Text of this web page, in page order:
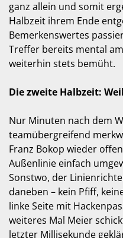
ganz allein und somit
Halbzeit ihrem Ende
Bemerkenswertes
Treffer bereits mental
weiterhin stets bemüht.
Die zweite Halbzeit:
Nur Minuten nach dem
teamübergreifend
Franz Bokop wieder
Außenlinie einfach
Sonstwo, der
daneben – kein Pfiff,
linke Seite mit
weiteres Mal Meier
letzter Millisekunde